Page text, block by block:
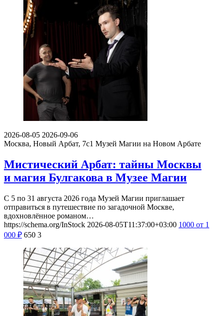
2026-08-05 2026-09-06
Москва, Новый Арбат, 7с1 Музей Магии на Новом Арбате
Мистический Арбат: тайны Москвы
и магия Булгакова в Музее Магии
С 5 по 31 августа 2026 года Музей Магии приглашает
отправиться в путешествие по загадочной Москве,
вдохновлённое романом…
https://schema.org/InStock 2026-08-05T11:37:00+03:00 1000 от 1
000 ₽ 650 3